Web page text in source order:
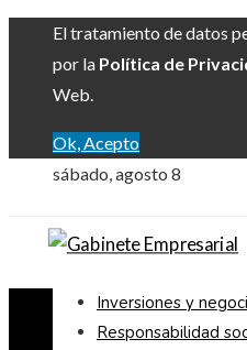
El tratamiento de datos
por la Política de
Web.
Ok, Acepto
sábado, agosto 8
Inversiones y
Responsabilidad